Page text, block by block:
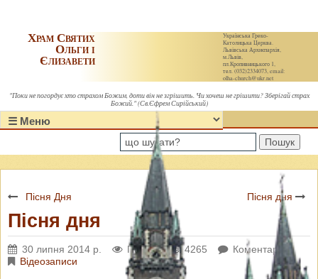
Українська Греко-
Католицька Церква.
Львівська Архиєпархія,
м.Львів,
пл.Кропивницького 1,
тел. (032)2334073, email:
olha-church@ukr.net
Храм Святих
Ольги і
Єлизавети
"Поки не погордує хто страхом Божим, доти він не згрішить. Чи хочеш не грішити? Зберігай страх
Божий." (Св.Єфрем Сирійський)
Пошук
Пісня Дня Пісня дня
Пісня дня
30 липня 2014 р. Переглядів: 4265
Коментарі: 0
Відеозаписи